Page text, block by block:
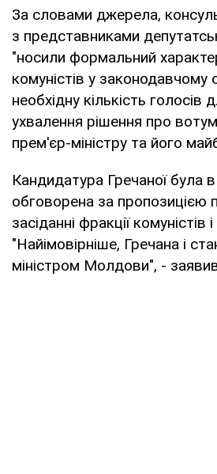
За словами джерела,
з представниками
"носили формальний
комуністів у законодавчому
необхідну кількість голосів
ухвалення рішення про
прем'єр-міністру та його
Кандидатура Гречаної була
обговорена за пропозицією
засіданні фракції комуністів
"Найімовірніше, Гречана і
міністром Молдови", -